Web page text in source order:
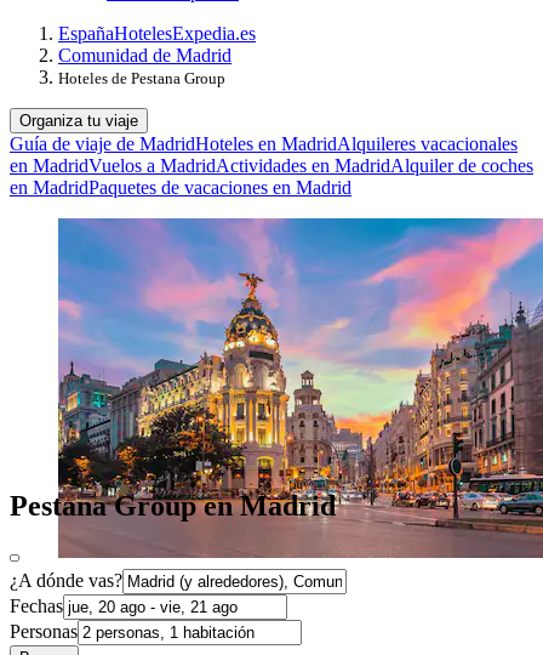
EspañaHotelesExpedia.es
Comunidad de Madrid
Hoteles de Pestana Group
Organiza tu viaje
Guía de viaje de MadridHoteles en MadridAlquileres vacacionales
en MadridVuelos a MadridActividades en MadridAlquiler de coches
en MadridPaquetes de vacaciones en Madrid
Pestana Group en Madrid
¿A dónde vas?
Fechas
Personas